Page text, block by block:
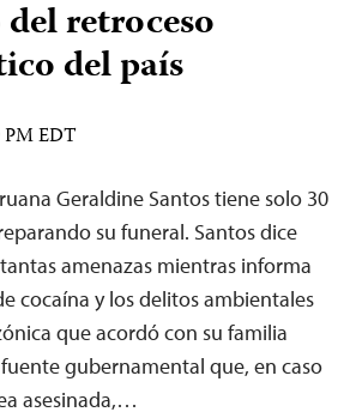
retroceso
del país
PM EDT
Geraldine Santos tiene solo 30
su funeral. Santos dice
amenazas mientras informa
cocaína y los delitos ambientales
que acordó con su familia
gubernamental que, en caso
asesinada,…